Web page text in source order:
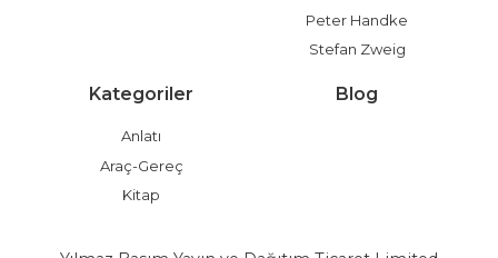
Peter Handke
Stefan Zweig
Kategoriler
Anlatı
Araç-Gereç
Kitap
Blog